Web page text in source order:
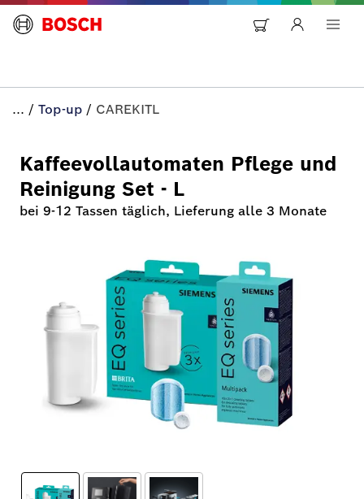
... / Top-up / CAREKITL
Kaffeevollautomaten Pflege und
Reinigung Set - L
bei 9-12 Tassen täglich, Lieferung alle 3 Monate